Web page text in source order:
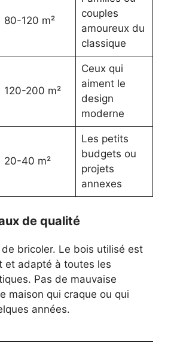
80-120 m²
couples
amoureux du
classique
120-200 m²
Ceux qui
aiment le
design
moderne
20-40 m²
Les petits
budgets ou
projets
annexes
de qualité
bricoler. Le bois utilisé est
et adapté à toutes les
Pas de mauvaise
maison qui craque ou qui
années.